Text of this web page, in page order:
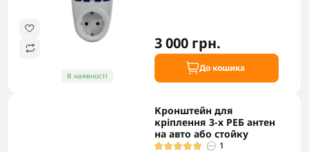
В наявності
3 000 грн.
До кошика
Кронштейн для
кріплення 3-х РЕБ антен
на авто або стойку
1